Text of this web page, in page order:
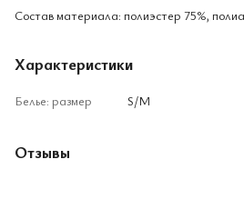
Состав материала: полиэстер 75%,
Характеристики
Белье: размер S/M
Отзывы